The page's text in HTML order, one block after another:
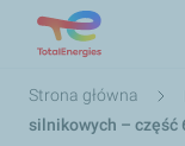
Ścieżka
nawigacyjna
Strona główna
silnikowych – część